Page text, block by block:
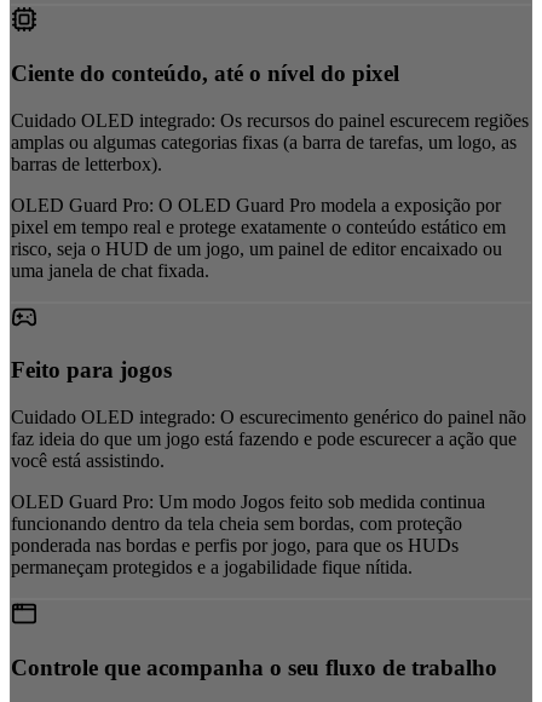
Ciente do conteúdo, até o nível do pixel
Cuidado OLED integrado: Os recursos do painel escurecem regiões
amplas ou algumas categorias fixas (a barra de tarefas, um logo, as
barras de letterbox).
OLED Guard Pro: O OLED Guard Pro modela a exposição por
pixel em tempo real e protege exatamente o conteúdo estático em
risco, seja o HUD de um jogo, um painel de editor encaixado ou
uma janela de chat fixada.
Feito para jogos
Cuidado OLED integrado: O escurecimento genérico do painel não
faz ideia do que um jogo está fazendo e pode escurecer a ação que
você está assistindo.
OLED Guard Pro: Um modo Jogos feito sob medida continua
funcionando dentro da tela cheia sem bordas, com proteção
ponderada nas bordas e perfis por jogo, para que os HUDs
permaneçam protegidos e a jogabilidade fique nítida.
Controle que acompanha o seu fluxo de trabalho